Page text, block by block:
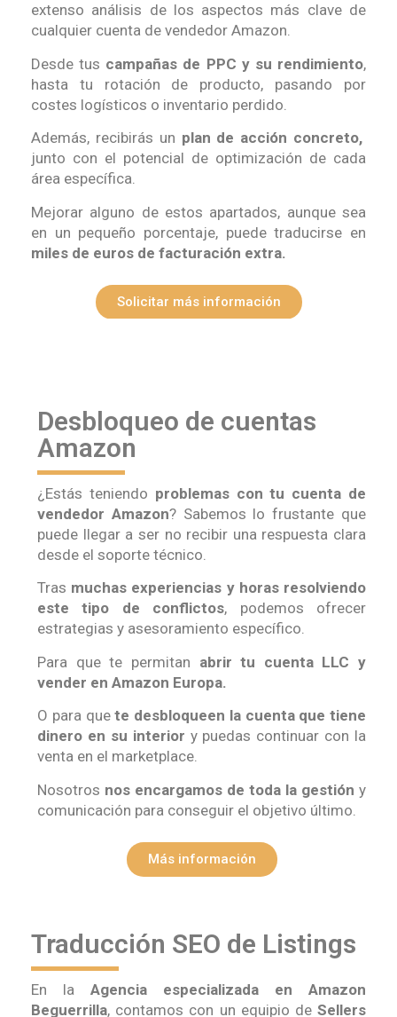
extenso análisis de los aspectos más clave de
cualquier cuenta de vendedor Amazon.
Desde tus campañas de PPC y su rendimiento,
hasta tu rotación de producto, pasando por
costes logísticos o inventario perdido.
Además, recibirás un plan de acción concreto,
junto con el potencial de optimización de cada
área específica.
Mejorar alguno de estos apartados, aunque sea
en un pequeño porcentaje, puede traducirse en
miles de euros de facturación extra.
Solicitar más información
Desbloqueo de cuentas
Amazon
¿Estás teniendo problemas con tu cuenta de
vendedor Amazon? Sabemos lo frustante que
puede llegar a ser no recibir una respuesta clara
desde el soporte técnico.
Tras muchas experiencias y horas resolviendo
este tipo de conflictos, podemos ofrecer
estrategias y asesoramiento específico.
Para que te permitan abrir tu cuenta LLC y
vender en Amazon Europa.
O para quete desbloqueen la cuenta que tiene
dinero en su interior y puedas continuar con la
venta en el marketplace.
Nosotros nos encargamos de toda la gestión y
comunicación para conseguir el objetivo último.
Más información
Traducción SEO de Listings
En la Agencia especializada en Amazon
Beguerrilla, contamos con un equipio de Sellers